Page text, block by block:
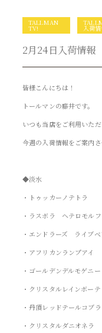
TALLMAN
TV! 入荷
2月24日入荷情報
皆様こんにちは！
トールマンの藤井です。
いつも当店をご利用いた
今週の入荷情報をご案内さ
◆淡水
・トゥッカーノテトラ
・ラスボラ ヘテロモル
・エンドラーズ ライブ
・アフリカンランプアイ
・ゴールデンデルモゲニー
・クリスタルレインボーテ
・丹頂レッドテールコブ
・クリスタルダニオネラ